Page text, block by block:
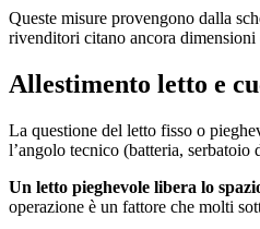
Queste misure provengono dalla
rivenditori citano ancora
Allestimento letto e
La questione del letto fisso o
l’angolo tecnico (batteria, serbatoio
Un letto pieghevole libera lo
operazione è un fattore che molti